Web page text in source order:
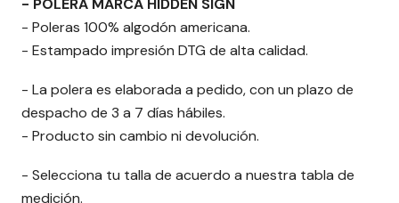
- POLERA MARCA HIDDEN SIGN
- Poleras 100% algodón americana.
- Estampado impresión DTG de alta calidad.
- La polera es elaborada a pedido, con un plazo de
despacho de 3 a 7 días hábiles.
- Producto sin cambio ni devolución.
- Selecciona tu talla de acuerdo a nuestra tabla de
medición.